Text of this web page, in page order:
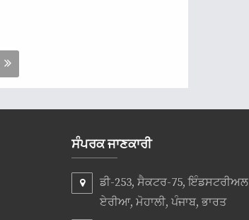
ਸੰਪਰਕ ਜਾਣਕਾਰੀ
ਡੀ-253, ਸੈਕਟਰ-75, ਇੰਡਸਟਰੀਅਲ
ਏਰੀਆ, ਮੋਹਾਲੀ, ਪੰਜਾਬ, ਭਾਰਤ